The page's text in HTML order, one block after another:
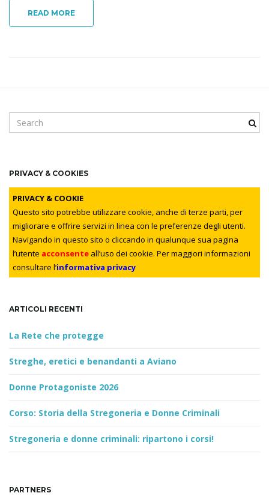
READ MORE
e
c
k
e
y
w
o
d
PRIVACY & COOKIES
PRIVACY & COOKIE
Questo sito potrebbe utilizzare cookie, anche di terze parti, per
migliorare e offrire servizi in linea con le preferenze degli utenti.
Navigando in questo sito o cliccando in qualunque sua pagina
l’utente acconsente all’uso dei cookie. Per maggiori informazioni
consultare l’informativa privacy
ARTICOLI RECENTI
La Rete che protegge
Streghe, eretici e benandanti a Aviano
Donne Protagoniste 2026
Corso: Storia della Stregoneria e Donne Criminali
Stregoneria e donne criminali: ripartono i corsi!
PARTNERS